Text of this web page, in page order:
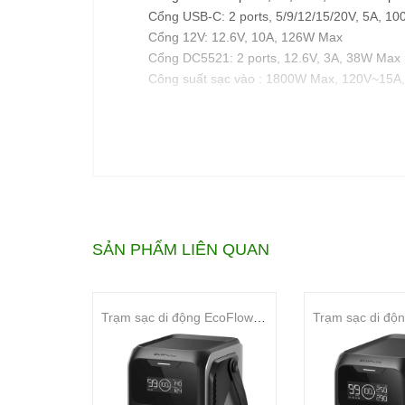
Cổng USB-C: 2 ports, 5/9/12/15/20V, 5A,
Cổng 12V: 12.6V, 10A, 126W Max
Cổng DC5521: 2 ports, 12.6V, 3A, 38W Max
Công suất sạc vào : 1800W Max,
EcoFlow DELTA Pro 3600 có dung lượng pin
SẢN PHẨM LIÊN QUAN